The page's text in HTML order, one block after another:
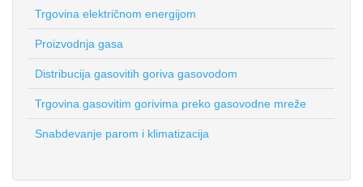
Trgovina električnom energijom
Proizvodnja gasa
Distribucija gasovitih goriva gasovodom
Trgovina gasovitim gorivima preko gasovodne mreže
Snabdevanje parom i klimatizacija